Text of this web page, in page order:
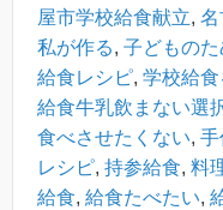
屋市学校給食献立, 名
私が作る, 子どもの
給食レシピ, 学校給
給食牛乳飲まない選
食べさせたくない, 手
レシピ, 持参給食, 料
給食, 給食たべたい,